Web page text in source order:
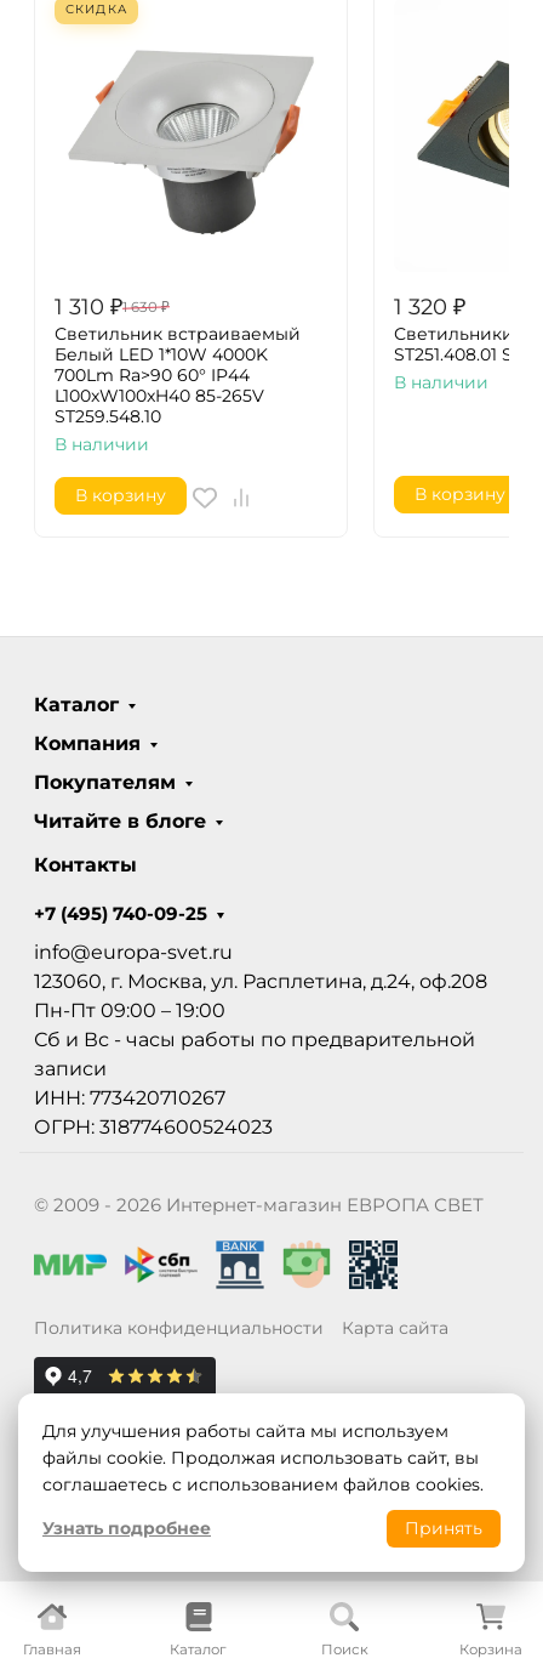
Главная Каталог Поиск Корзина
СКИДКА
1 310 ₽1 630 ₽
Светильник встраиваемый
Белый LED 1*10W 4000K
700Lm Ra>90 60° IP44
L100xW100xH40 85-265V
ST259.548.10
В наличии
В корзину
1 320 ₽
Светильники
ST251.408.01 ST
В наличии
В корзину
Каталог
Компания
Покупателям
Читайте в блоге
Контакты
+7 (495) 740-09-25
info@europa-svet.ru
123060, г. Москва, ул. Расплетина, д.24, оф.208
Пн-Пт 09:00 – 19:00
Сб и Вс - часы работы по предварительной
записи
ИНН: 773420710267
ОГРН: 318774600524023
© 2009 - 2026 Интернет-магазин ЕВРОПА СВЕТ
Политика конфиденциальности Карта сайта
Для улучшения работы сайта мы используем
файлы cookie. Продолжая использовать сайт, вы
соглашаетесь с использованием файлов cookies.
Узнать подробнее
Принять